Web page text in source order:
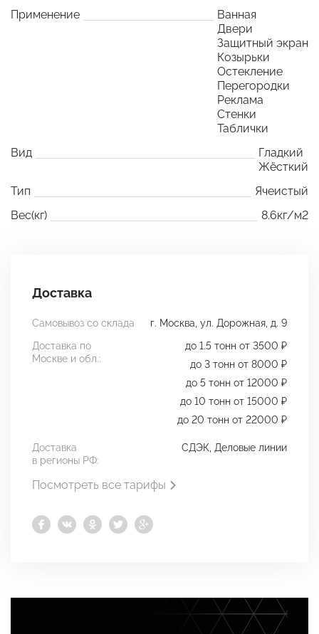
Применение
Ванная
Двери
Защитный экран
Козырьки
Остекление
Перегородки
Реклама
Стенки
Таблички
Вид
Гладкий
Жёсткий
Тип
Ячеистый
Вес(кг)
8.6кг/м2
Доставка
Самовывоз со склада
г. Москва, ул. Дорожная, д. 9
Доставка по
Москве и обл.:
до 1.5 тонн от 3500 ₽
до 3 тонн от 8000 ₽
до 5 тонн от 12000 ₽
до 10 тонн от 15000 ₽
до 20 тонн от 22000 ₽
Доставка
в регионы РФ:
СДЭК, Деловые линии
Посмотреть все тарифы